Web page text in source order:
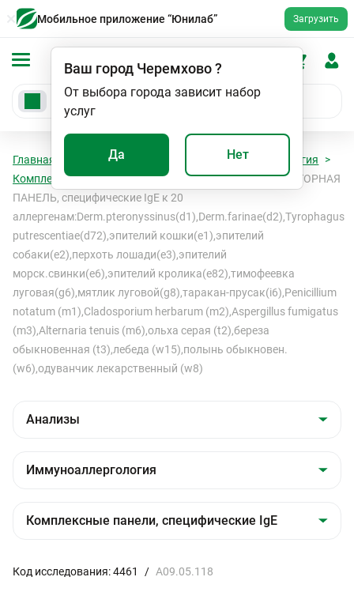
Мобильное приложение “Юнилаб” Загрузить
Ваш город Черемхово?
От выбора города зависит набор
услуг
Да Нет
Главная Анализы
Иммуноаллергология
Комплексные панели, специфические IgE
РЕСПИРАТОРНАЯ
ПАНЕЛЬ, специфические IgE к 20
аллергенам:Derm.рteronyssinus(d1),Derm.farinae(d2),Tyrophagus
putrescentiae(d72),эпителий кошки(e1),эпителий
собаки(e2),перхоть лошади(e3),эпителий
морск.свинки(e6),эпителий кролика(e82),тимофеевка
луговая(g6),мятлик луговой(g8),таракан-прусак(i6),Penicillium
notatum (m1),Cladosporium herbarum (m2),Aspergillus fumigatus
(m3),Alternaria tenuis (m6),ольха серая (t2),береза
обыкновенная (t3),лебеда (w15),полынь обыкновен.
(w6),одуванчик лекарственный (w8)
Код исследования: 4461 / A09.05.118